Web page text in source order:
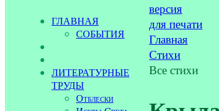
ГЛАВНАЯ
СОБЫТИЯ
ЛИТЕРАТУРНЫЕ
ТРУДЫ
Отблески
версия
для печати
Главная
Стихи
Все стихи